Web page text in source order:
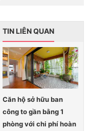
TIN LIÊN QUAN
Căn hộ sở hữu ban
công to gần bằng 1
phòng với chi phí hoàn